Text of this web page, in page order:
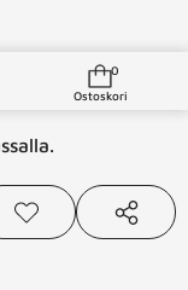
0
0
Ostoskori
Lisää
Jaa